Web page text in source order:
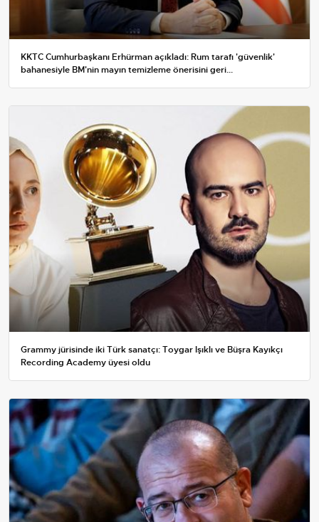
KKTC Cumhurbaşkanı Erhürman açıkladı: Rum tarafı 'güvenlik'
bahanesiyle BM'nin mayın temizleme önerisini geri...
Grammy jürisinde iki Türk sanatçı: Toygar Işıklı ve Büşra Kayıkçı
Recording Academy üyesi oldu